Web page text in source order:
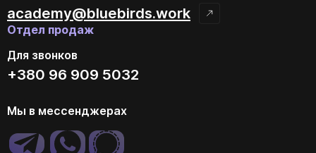
academy@bluebirds.work
Отдел продаж
Для звонков
+380 96 909 5032
Мы в мессенджерах